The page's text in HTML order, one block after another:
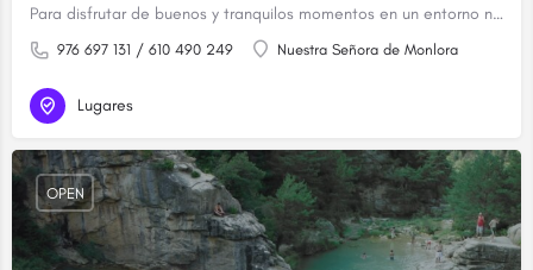
Para disfrutar de buenos y tranquilos momentos en un entorno natural. Especialidad en migas y carnes a la brasa.
976 697 131 / 610 490 249 Nuestra Señora de Monlora
Lugares
OPEN